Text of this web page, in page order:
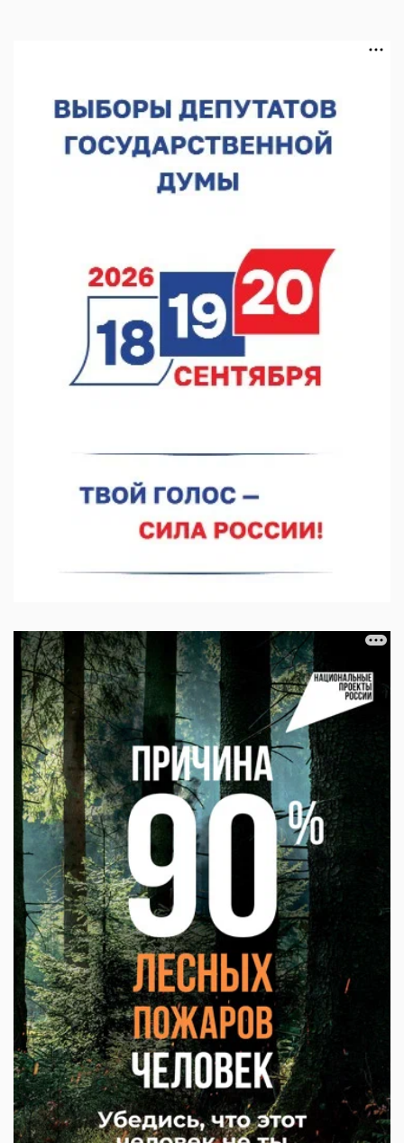
В Нижнем Новгороде отметили 70-летие Дня строителя
07.08.2026 12:04
В Нижегородской области созданы четыре ММЦ
07.08.2026 11:46